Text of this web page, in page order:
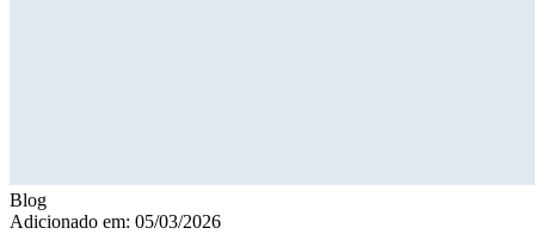
Blog
Adicionado em: 05/03/2026